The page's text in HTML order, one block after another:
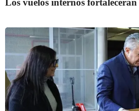
Los vuelos internos